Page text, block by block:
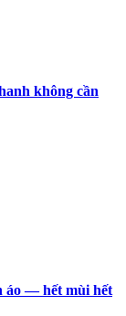
không cần
áo — hết mùi hết